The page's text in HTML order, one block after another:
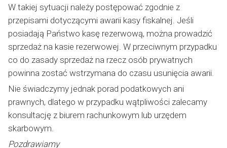
W takiej sytuacji należy postępować zgodnie z
przepisami dotyczącymi awarii kasy fiskalnej. Jeśli
posiadają Państwo kasę rezerwową, można prowadzić
sprzedaż na kasie rezerwowej. W przeciwnym przypadku
co do zasady sprzedaż na rzecz osób prywatnych
powinna zostać wstrzymana do czasu usunięcia awarii.
Nie świadczymy jednak porad podatkowych ani
prawnych, dlatego w przypadku wątpliwości zalecamy
konsultację z biurem rachunkowym lub urzędem
skarbowym.
Pozdrawiamy